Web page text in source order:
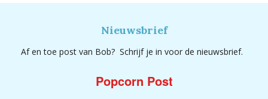
Nieuwsbrief
Af en toe post van Bob? Schrijf je in voor de nieuwsbrief.
Popcorn Post